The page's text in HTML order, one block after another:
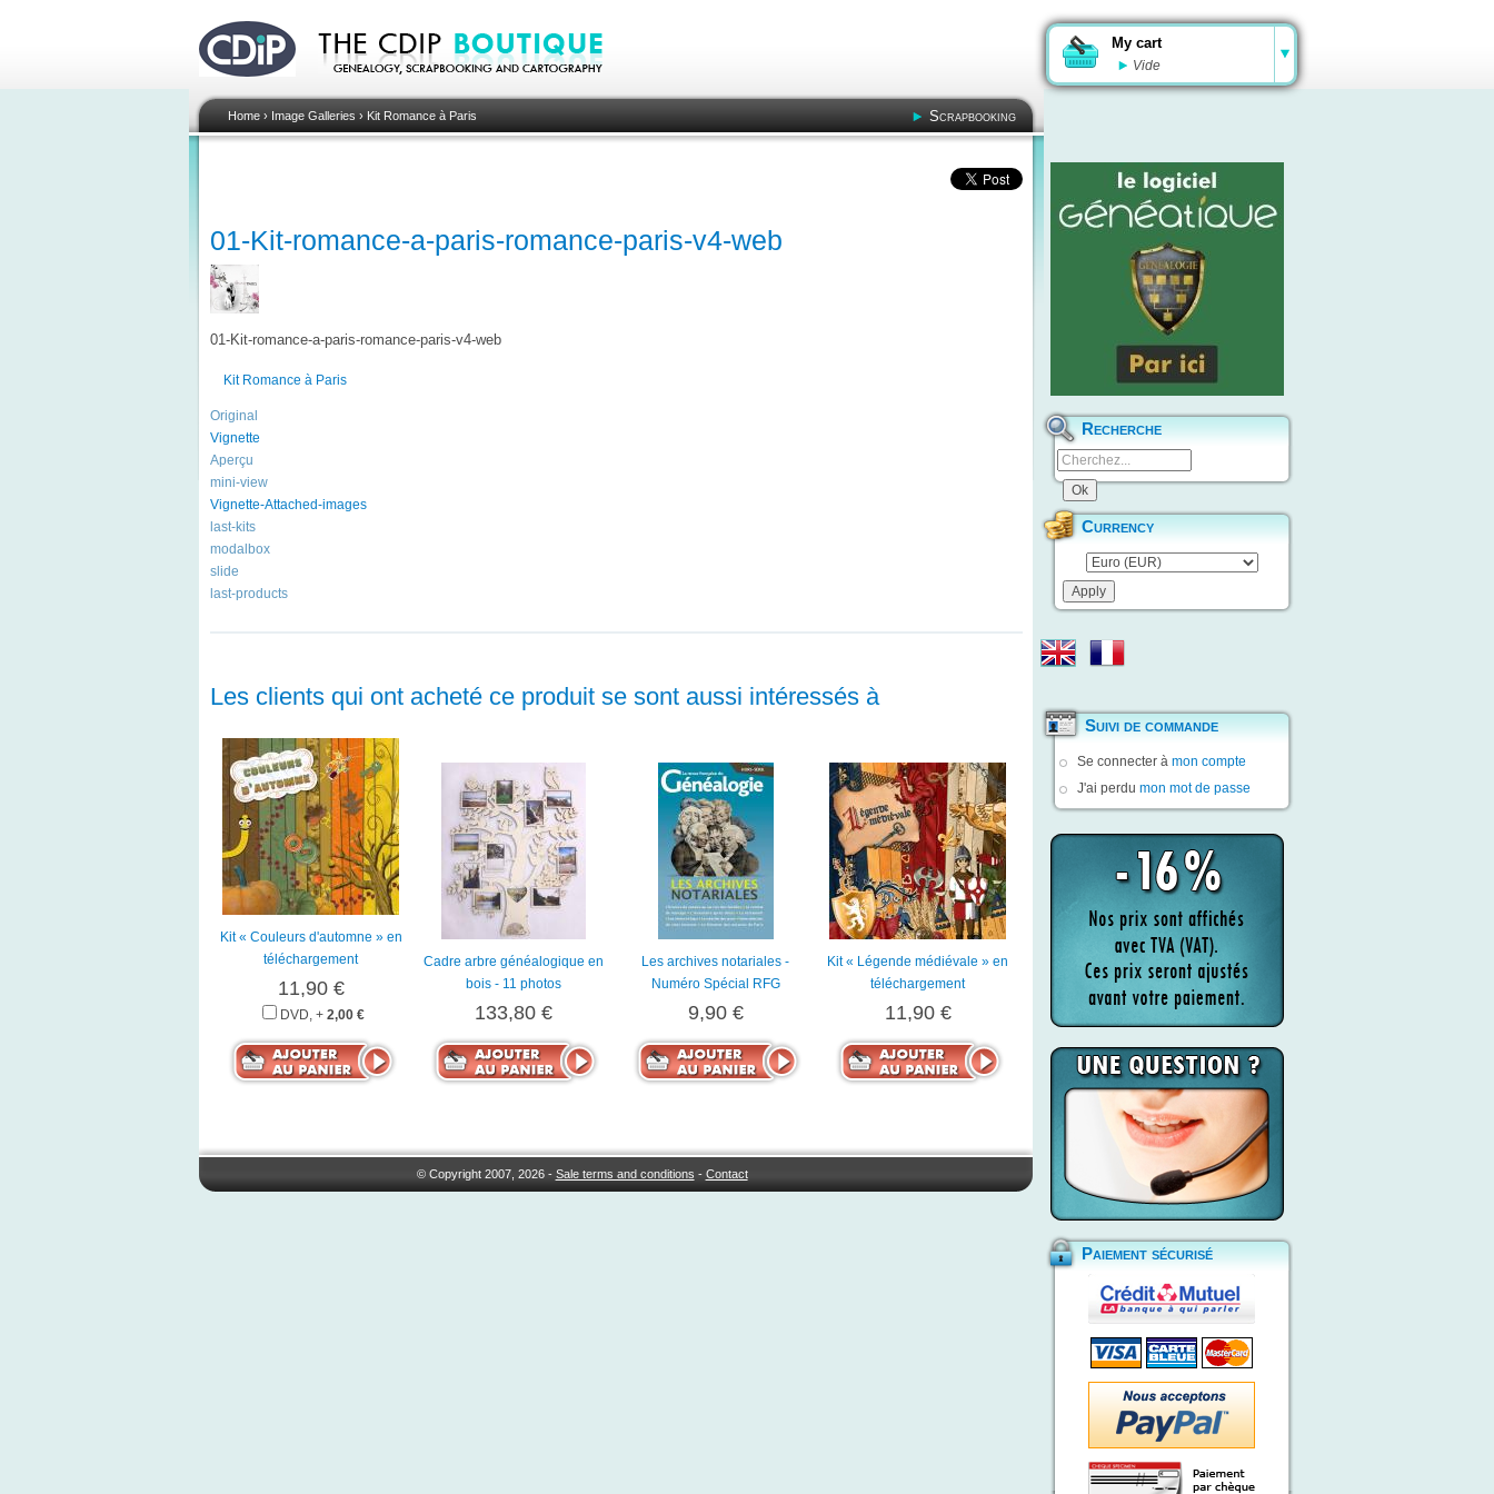
My cart
Vide
Home› Image Galleries › Kit Romance à Paris Scrapbooking
01-Kit-romance-a-paris-romance-paris-v4-web
01-Kit-romance-a-paris-romance-paris-v4-web
Kit Romance à Paris
Original
Vignette
Aperçu
mini-view
Vignette-Attached-images
last-kits
modalbox
slide
last-products
Les clients qui ont acheté ce produit se sont aussi intéressés à
Kit « Couleurs d'automne » en
téléchargement
11,90 €
DVD, + 2,00 €
Cadre arbre généalogique en
bois - 11 photos
133,80 €
Les archives notariales -
Numéro Spécial RFG
9,90 €
Kit « Légende médiévale » en
téléchargement
11,90 €
© Copyright 2007, 2026 - Sale terms and conditions - Contact
Recherche
Currency
Suivi de commande
Se connecter à mon compte
J'ai perdu mon mot de passe
Paiement sécurisé